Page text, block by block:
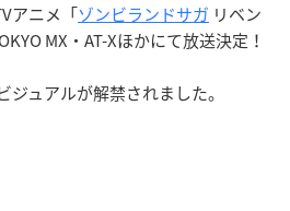
アニメ「ゾンビランドサガ リベン
MX・AT-Xほかにて放送決定！
ジュアルが解禁されました。